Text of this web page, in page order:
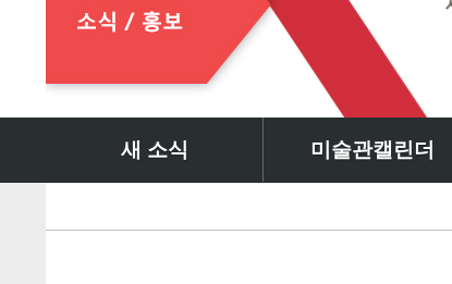
새 소식 미술관캘린더